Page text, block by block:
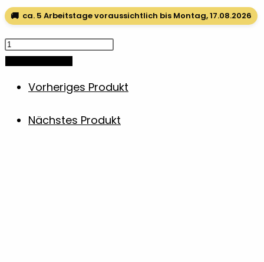
🚚 ca. 5 Arbeitstage voraussichtlich bis Montag, 17.08.2026
Teelichthalter
rund
aus
Holz
Vorheriges Produkt
Nächstes Produkt